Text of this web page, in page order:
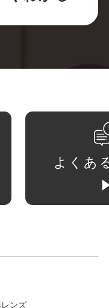
よくあ
ンズ